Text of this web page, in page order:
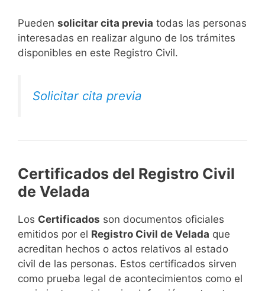
​Pueden solicitar cita previa todas las personas
interesadas en realizar alguno de los trámites
disponibles en este Registro Civil.​
Solicitar cita previa
Certificados del Registro Civil
de Velada
Los Certificados son documentos oficiales
emitidos por el Registro Civil de Velada que
acreditan hechos o actos relativos al estado
civil de las personas. Estos certificados sirven
como prueba legal de acontecimientos como el